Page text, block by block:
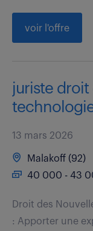
voir l'offre
juriste droit
13 mars 2026
Malakoff (92)
40 000 - 43
Droit des
: Apporter une